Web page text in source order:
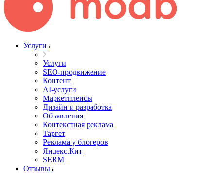
Услуги
Услуги
SEO-продвижение
Контент
AI-услуги
Маркетплейсы
Дизайн и разработка
Объявления
Контекстная реклама
Таргет
Реклама у блогеров
Яндекс.Кит
SERM
Отзывы